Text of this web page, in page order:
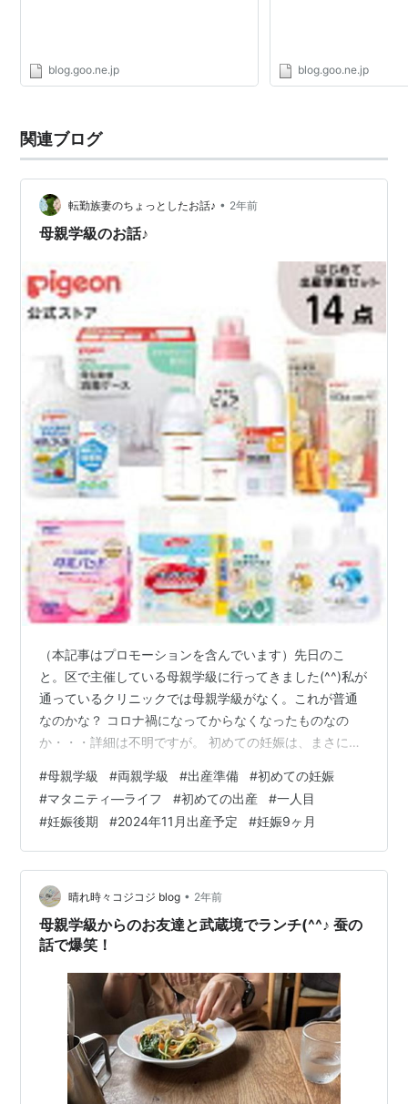
blog.goo.ne.jp blog.goo.ne.jp
関連ブログ
転勤族妻のちょっとしたお話♪ • 2年前
母親学級のお話♪
（本記事はプロモーションを含んでいます）先日のこ
と。区で主催している母親学級に行ってきました(^^)私が
通っているクリニックでは母親学級がなく。これが普通
なのかな？ コロナ禍になってからなくなったものなの
か・・・詳細は不明ですが。 初めての妊娠は、まさに初
た。 私より先に産まれるのかな？という方や、私より後
なのかな？という方も。年齢も幅広そうな感じでした。
妊娠中の食事の事、歯の事、赤ちゃんのお世話の事。実
際の赤ちゃんに近いくらいの人形でおむつ替えやお着換
えの練習。ドキドキでした♪ 座学はとーっても苦手なんで
すが(笑)、赤ちゃんの事となると…
#母親学級 #両親学級 #出産準備 #初めての妊娠
#マタニティ―ライフ #初めての出産 #一人目
#妊娠後期 #2024年11月出産予定 #妊娠9ヶ月
晴れ時々コジコジ blog • 2年前
母親学級からのお友達と武蔵境でランチ(^^♪ 蚕の
話で爆笑！